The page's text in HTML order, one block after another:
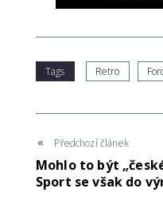
Tags Retro
Předchozí článek
Mohlo to být
Sport se však do